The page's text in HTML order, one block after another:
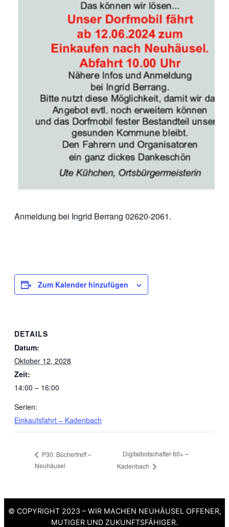
Anmeldung bei Ingrid Berrang 02620-2061.
Zum Kalender hinzufügen
DETAILS
Datum:
Oktober 12, 2028
Zeit:
14:00 – 16:00
Serien:
Einkaufsfahrt – Kadenbach
P30: Büchertreff –
Neuhäusel
Digitalbotschafter 60+ –
Kadenbach
© COPYRIGHT 2023 – WIR MACHEN NEUHÄUSEL OFFENER,
MUTIGER UND ZUKUNFTSFÄHIGER.